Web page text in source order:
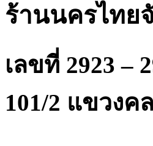
ร้านนครไทย
เลขที่ 2923 –
101/2 แขวงค